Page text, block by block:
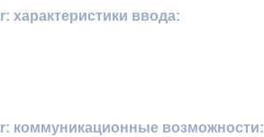
характеристики ввода:
коммуникационные возможности: